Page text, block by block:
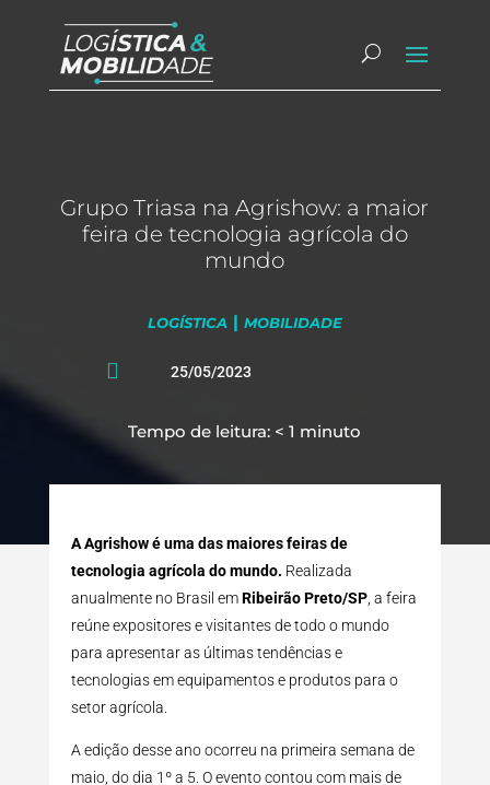
Grupo Triasa na Agrishow: a maior
feira de tecnologia agrícola do
mundo
LOGÍSTICA | MOBILIDADE
 25/05/2023
Tempo de leitura: < 1 minuto
A Agrishow é uma das maiores feiras de
tecnologia agrícola do mundo. Realizada
anualmente no Brasil emRibeirão Preto/SP, a feira
reúne expositores e visitantes de todo o mundo
para apresentar as últimas tendências e
tecnologias em equipamentos e produtos para o
setor agrícola.
A edição desse ano ocorreu na primeira semana de
maio, do dia 1º a 5. O evento contou com mais de